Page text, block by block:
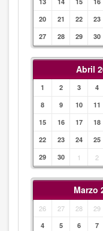
20
21 22 23
27
28 29 30
Abril
1 2 3 4
8
9 10 11
15
16 17 18
22
23 24 25
29
30 1 2
Marzo
26 27 28 29
4
5 6 7